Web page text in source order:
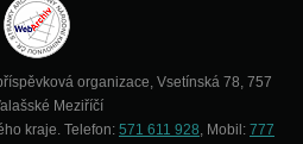
organizace, Vsetínská 78, 757
Meziříčí
kraje. Telefon: 571 611 928, Mobil: 777